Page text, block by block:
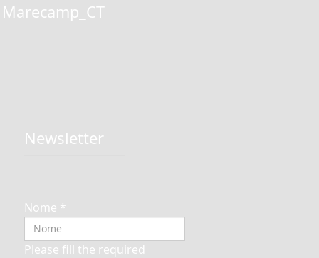
Marecamp_CT
Newsletter
Nome *
Please fill the required